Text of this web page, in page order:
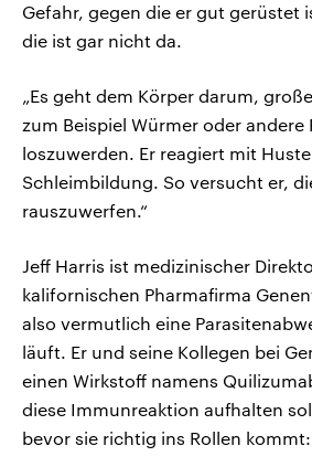
Gefahr, gegen die er gut gerüstet
die ist gar nicht da.
„Es geht dem Körper darum,
zum Beispiel Würmer oder andere
loszuwerden. Er reagiert mit
Schleimbildung. So versucht er,
rauszuwerfen.“
Jeff Harris ist medizinischer
kalifornischen Pharmafirma
also vermutlich eine
läuft. Er und seine Kollegen bei
einen Wirkstoff namens
diese Immunreaktion aufhalten
bevor sie richtig ins Rollen kommt: